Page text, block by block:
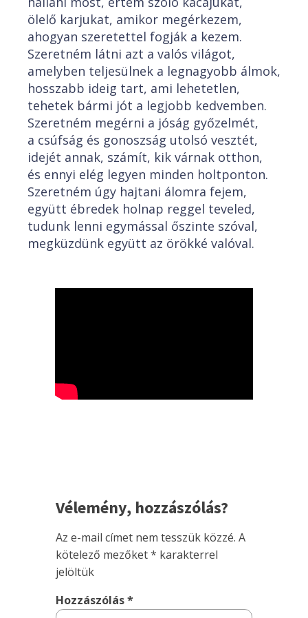
ölelő karjukat, amikor megérkezem,
ahogyan szeretettel fogják a kezem.
Szeretném látni azt a valós világot,
amelyben teljesülnek a legnagyobb álmok,
hosszabb ideig tart, ami lehetetlen,
tehetek bármi jót a legjobb kedvemben.
Szeretném megérni a jóság győzelmét,
a csúfság és gonoszság utolsó vesztét,
idejét annak, számít, kik várnak otthon,
és ennyi elég legyen minden holtponton.
Szeretném úgy hajtani álomra fejem,
együtt ébredek holnap reggel teveled,
tudunk lenni egymással őszinte szóval,
megküzdünk együtt az örökké valóval.
Vélemény, hozzászólás?
Az e-mail címet nem tesszük közzé. A
kötelező mezőket* karakterrel
jelöltük
Hozzászólás*